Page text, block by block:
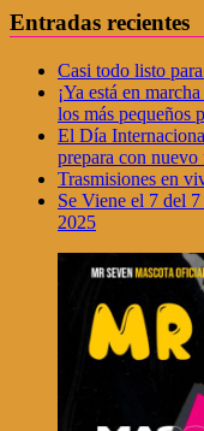
Entradas recientes
Casi todo listo
¡Ya está en
los más pequeños
El Día
prepara con nuevo
Trasmisiones en
Se Viene el 7 del
2025